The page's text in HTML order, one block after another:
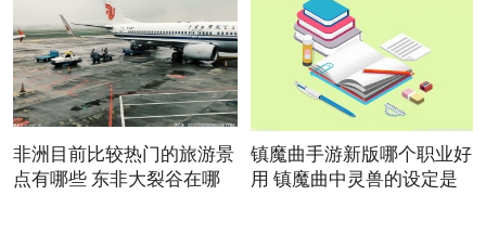
非洲目前比较热门的旅游景
点有哪些 东非大裂谷在哪
镇魔曲手游新版哪个职业好
用 镇魔曲中灵兽的设定是